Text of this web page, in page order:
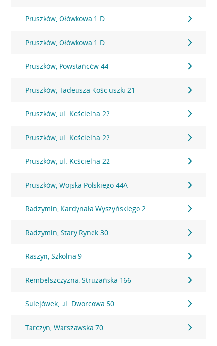
Pruszków, Ołówkowa 1 D
Pruszków, Ołówkowa 1 D
Pruszków, Powstańców 44
Pruszków, Tadeusza Kościuszki 21
Pruszków, ul. Kościelna 22
Pruszków, ul. Kościelna 22
Pruszków, ul. Kościelna 22
Pruszków, Wojska Polskiego 44A
Radzymin, Kardynała Wyszyńskiego 2
Radzymin, Stary Rynek 30
Raszyn, Szkolna 9
Rembelszczyzna, Strużańska 166
Sulejówek, ul. Dworcowa 50
Tarczyn, Warszawska 70